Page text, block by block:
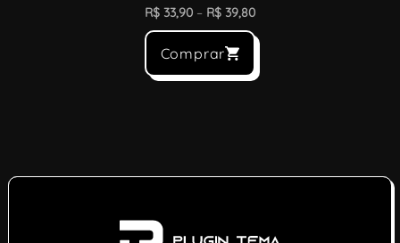
R$ 33,90 – R$ 39,80
Comprar